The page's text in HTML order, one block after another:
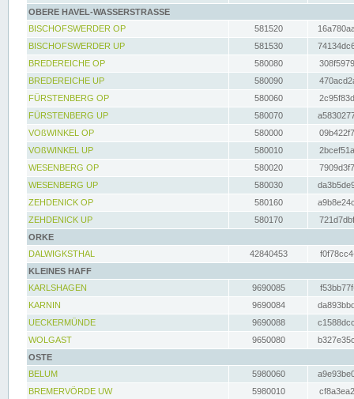
OBERE HAVEL-WASSERSTRASSE
BISCHOFSWERDER OP
581520
BISCHOFSWERDER UP
581530
BREDEREICHE OP
580080
BREDEREICHE UP
580090
FÜRSTENBERG OP
580060
FÜRSTENBERG UP
580070
VOßWINKEL OP
580000
VOßWINKEL UP
580010
WESENBERG OP
580020
WESENBERG UP
580030
ZEHDENICK OP
580160
ZEHDENICK UP
580170
ORKE
DALWIGKSTHAL
42840453
KLEINES HAFF
KARLSHAGEN
9690085
KARNIN
9690084
UECKERMÜNDE
9690088
WOLGAST
9650080
OSTE
BELUM
5980060
BREMERVÖRDE UW
5980010